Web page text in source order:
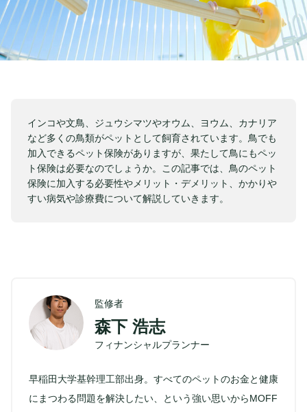
インコや文鳥、ジュウシマツやオウム、ヨウム、カナリア
など多くの鳥類がペットとして飼育されています。鳥でも
加入できるペット保険がありますが、果たして鳥にもペッ
ト保険は必要なのでしょうか。この記事では、鳥のペット
保険に加入する必要性やメリット・デメリット、かかりや
すい病気や診療費について解説していきます。
監修者
森下 浩志
フィナンシャルプランナー
早稲田大学基幹理工部出身。すべてのペットのお金と健康
にまつわる問題を解決したい、という強い思いからMOFF